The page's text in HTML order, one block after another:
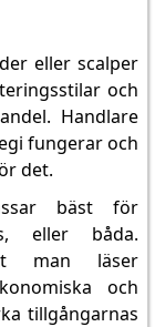
eller scalper
och
Handlare
fungerar och
det.
bäst för
eller båda.
man läser
och
tillgångarnas